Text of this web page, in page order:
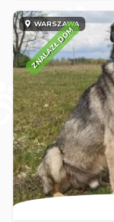
WARSZAWA
ZNALAZŁ DOM